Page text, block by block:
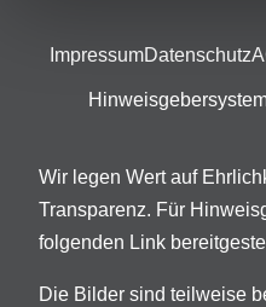
ImpressumDatenschutz
Wir legen Wert auf
Transparenz. Für
folgenden Link
Die Bilder sind teilweise